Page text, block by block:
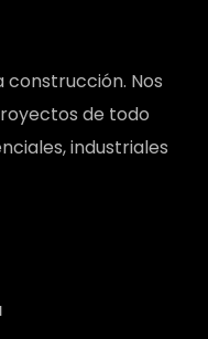
construcción. Nos
de todo
industriales